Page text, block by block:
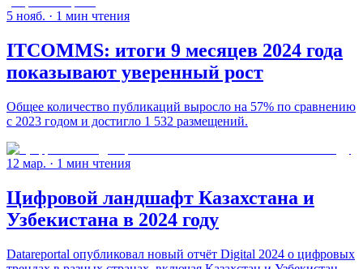
5 нояб. · 1 мин чтения
ITCOMMS: итоги 9 месяцев 2024 года
показывают уверенный рост
Общее количество публикаций выросло на 57% по сравнению
с 2023 годом и достигло 1 532 размещений.
12 мар. · 1 мин чтения
Цифровой ландшафт Казахстана и
Узбекистана в 2024 году
Datareportal опубликовал новый отчёт Digital 2024 о цифровых